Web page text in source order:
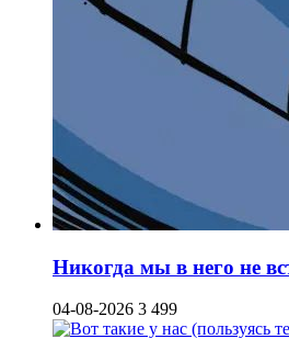
Никогда мы в него не
04-08-2026 3 499